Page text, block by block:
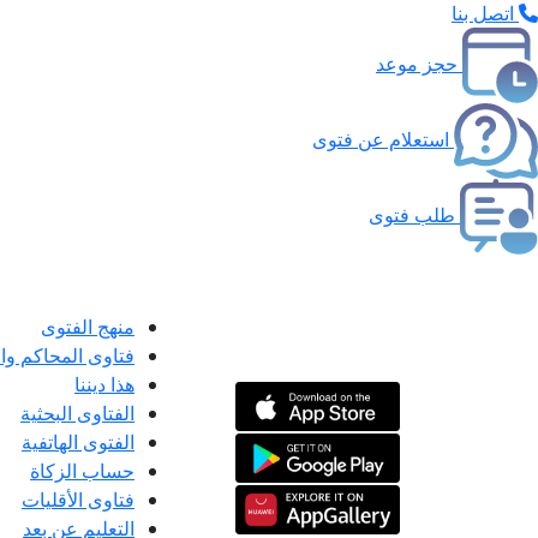
اتصل بنا
حجز موعد
استعلام عن فتوى
طلب فتوى
منهج الفتوى
فتاوى المحاكم
هذا ديننا
الفتاوى البحثية
الفتوى الهاتفية
حساب الزكاة
فتاوى الأقليات
التعليم عن بعد